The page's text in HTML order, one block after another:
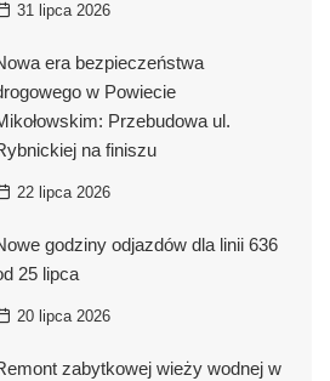
31 lipca 2026
era bezpieczeństwa
w Powiecie
Przebudowa ul.
na finiszu
22 lipca 2026
godziny odjazdów dla linii 636
25 lipca
20 lipca 2026
zabytkowej wieży wodnej w